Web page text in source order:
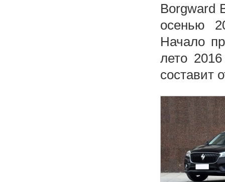
Borgward
осенью
Начало
лето
составит